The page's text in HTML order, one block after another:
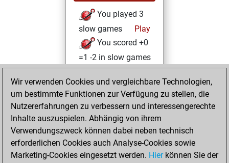
You played 3
slow games
Play
You scored +0
=1 -2 in slow games
Samstag, Februar
6, 2021
You won
against Fritz
Fritz
You created
your Fritz account
Wir verwenden Cookies und vergleichbare Technologien,
um bestimmte Funktionen zur Verfügung zu stellen, die
Nutzererfahrungen zu verbessern und interessengerechte
Inhalte auszuspielen. Abhängig von ihrem
Verwendungszweck können dabei neben technisch
erforderlichen Cookies auch Analyse-Cookies sowie
Marketing-Cookies eingesetzt werden. Hierkönnen Sie der